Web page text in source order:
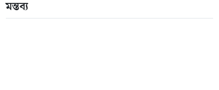
>Олимп казино официальный сайт в Казахстане –
মন্তব্য